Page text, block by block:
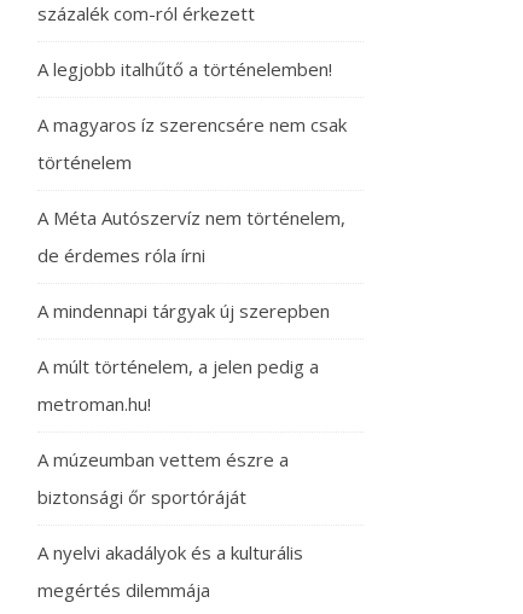
százalék com-ról érkezett
A legjobb italhűtő a történelemben!
A magyaros íz szerencsére nem csak
történelem
A Méta Autószervíz nem történelem,
de érdemes róla írni
A mindennapi tárgyak új szerepben
A múlt történelem, a jelen pedig a
metroman.hu!
A múzeumban vettem észre a
biztonsági őr sportóráját
A nyelvi akadályok és a kulturális
megértés dilemmája